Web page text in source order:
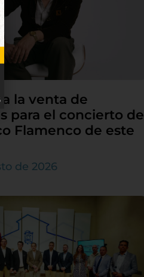
la venta de
para el concierto de
Flamenco de este
de 2026